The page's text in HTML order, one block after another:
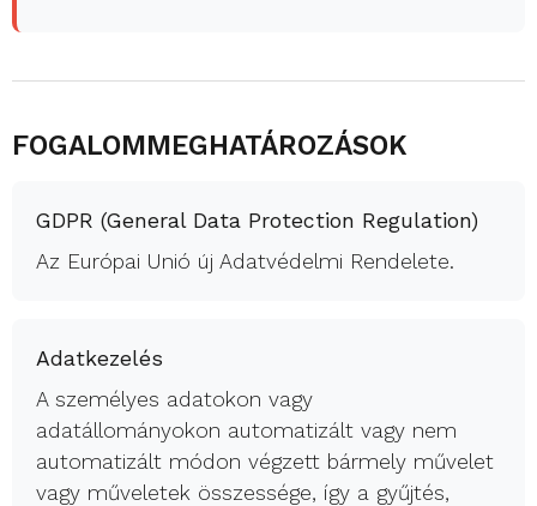
FOGALOMMEGHATÁROZÁSOK
GDPR (General Data Protection Regulation)
Az Európai Unió új Adatvédelmi Rendelete.
Adatkezelés
A személyes adatokon vagy
adatállományokon automatizált vagy nem
automatizált módon végzett bármely művelet
vagy műveletek összessége, így a gyűjtés,